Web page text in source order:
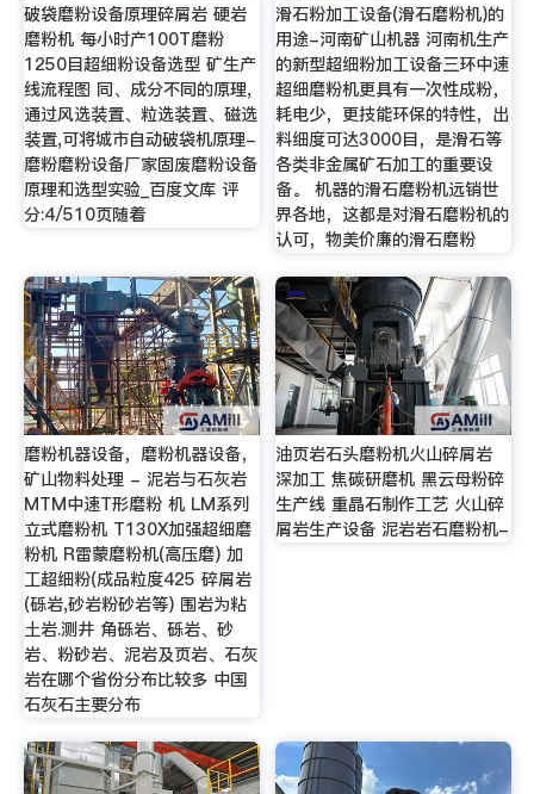
破袋磨粉设备原理碎屑岩 硬岩
磨粉机 每小时产100T磨粉
1250目超细粉设备选型 矿生产
线流程图 同、成分不同的原理,
通过风选装置、粒选装置、磁选
装置,可将城市自动破袋机原理-
磨粉磨粉设备厂家固废磨粉设备
原理和选型实验_百度文库 评
分:4/510页随着
滑石粉加工设备(滑石磨粉机)的
用途-河南矿山机器 河南机生产
的新型超细粉加工设备三环中速
超细磨粉机更具有一次性成粉，
耗电少，更技能环保的特性，出
料细度可达3000目，是滑石等
各类非金属矿石加工的重要设
备。 机器的滑石磨粉机远销世
界各地，这都是对滑石磨粉机的
认可，物美价廉的滑石磨粉
磨粉机器设备，磨粉机器设备，
矿山物料处理 - 泥岩与石灰岩
MTM中速T形磨粉 机 LM系列
立式磨粉机 T130X加强超细磨
粉机 R雷蒙磨粉机(高压磨) 加
工超细粉(成品粒度425 碎屑岩
(砾岩,砂岩粉砂岩等) 围岩为粘
土岩.测井 角砾岩、砾岩、砂
岩、粉砂岩、泥岩及页岩、石灰
岩在哪个省份分布比较多 中国
石灰石主要分布
油页岩石头磨粉机火山碎屑岩
深加工 焦碳研磨机 黑云母粉碎
生产线 重晶石制作工艺 火山碎
屑岩生产设备 泥岩岩石磨粉机-